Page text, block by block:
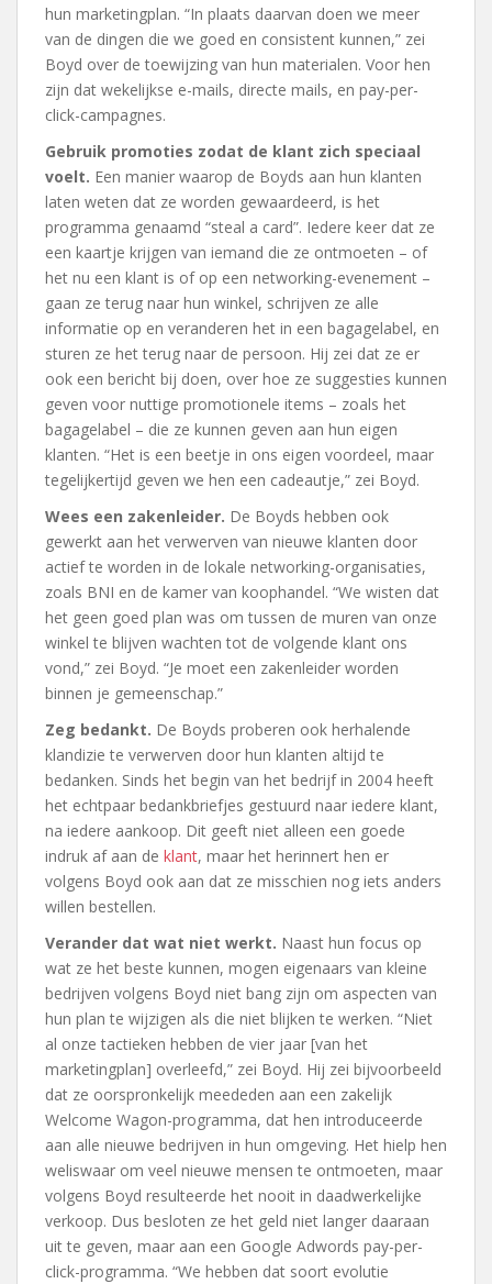
hun marketingplan. “In plaats daarvan doen we meer
van de dingen die we goed en consistent kunnen,” zei
Boyd over de toewijzing van hun materialen. Voor hen
zijn dat wekelijkse e-mails, directe mails, en pay-per-
click-campagnes.
Gebruik promoties zodat de klant zich speciaal
voelt. Een manier waarop de Boyds aan hun klanten
laten weten dat ze worden gewaardeerd, is het
programma genaamd “steal a card”. Iedere keer dat ze
een kaartje krijgen van iemand die ze ontmoeten – of
het nu een klant is of op een networking-evenement –
gaan ze terug naar hun winkel, schrijven ze alle
informatie op en veranderen het in een bagagelabel, en
sturen ze het terug naar de persoon. Hij zei dat ze er
ook een bericht bij doen, over hoe ze suggesties kunnen
geven voor nuttige promotionele items – zoals het
bagagelabel – die ze kunnen geven aan hun eigen
klanten. “Het is een beetje in ons eigen voordeel, maar
tegelijkertijd geven we hen een cadeautje,” zei Boyd.
Wees een zakenleider. De Boyds hebben ook
gewerkt aan het verwerven van nieuwe klanten door
actief te worden in de lokale networking-organisaties,
zoals BNI en de kamer van koophandel. “We wisten dat
het geen goed plan was om tussen de muren van onze
winkel te blijven wachten tot de volgende klant ons
vond,” zei Boyd. “Je moet een zakenleider worden
binnen je gemeenschap.”
Zeg bedankt. De Boyds proberen ook herhalende
klandizie te verwerven door hun klanten altijd te
bedanken. Sinds het begin van het bedrijf in 2004 heeft
het echtpaar bedankbriefjes gestuurd naar iedere klant,
na iedere aankoop. Dit geeft niet alleen een goede
indruk af aan de klant, maar het herinnert hen er
volgens Boyd ook aan dat ze misschien nog iets anders
willen bestellen.
Verander dat wat niet werkt. Naast hun focus op
wat ze het beste kunnen, mogen eigenaars van kleine
bedrijven volgens Boyd niet bang zijn om aspecten van
hun plan te wijzigen als die niet blijken te werken. “Niet
al onze tactieken hebben de vier jaar [van het
marketingplan] overleefd,” zei Boyd. Hij zei bijvoorbeeld
dat ze oorspronkelijk meededen aan een zakelijk
Welcome Wagon-programma, dat hen introduceerde
aan alle nieuwe bedrijven in hun omgeving. Het hielp hen
weliswaar om veel nieuwe mensen te ontmoeten, maar
volgens Boyd resulteerde het nooit in daadwerkelijke
verkoop. Dus besloten ze het geld niet langer daaraan
uit te geven, maar aan een Google Adwords pay-per-
click-programma. “We hebben dat soort evolutie